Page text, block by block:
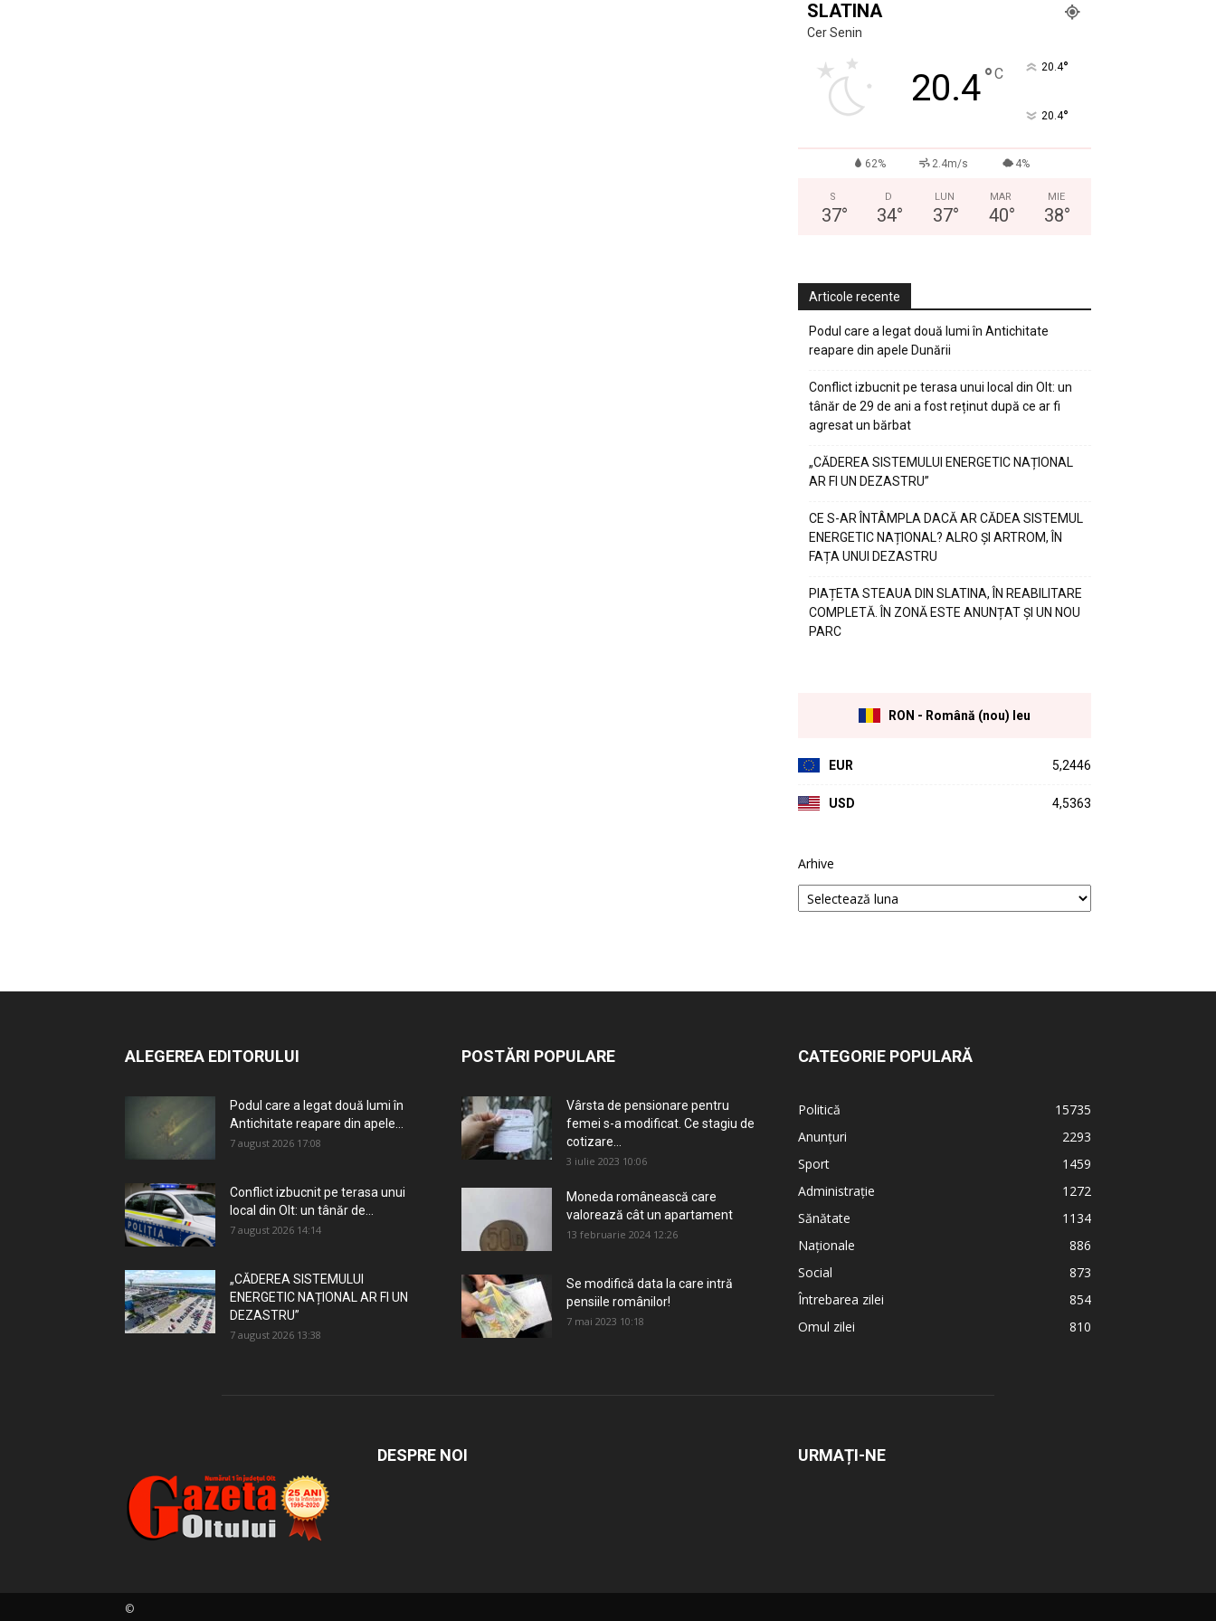
SLATINA
Cer Senin
20.4°C 20.4°
20.4°
62% 2.4m/s 4%
S
37°
D
34°
LUN
37°
MAR
40°
MIE
38°
Articole recente
Podul care a legat două lumi în Antichitate
reapare din apele Dunării
Conflict izbucnit pe terasa unui local din Olt: un
tânăr de 29 de ani a fost reținut după ce ar fi
agresat un bărbat
„CĂDEREA SISTEMULUI ENERGETIC NAȚIONAL
AR FI UN DEZASTRU”
CE S-AR ÎNTÂMPLA DACĂ AR CĂDEA SISTEMUL
ENERGETIC NAȚIONAL? ALRO ȘI ARTROM, ÎN
FAȚA UNUI DEZASTRU
PIAȚETA STEAUA DIN SLATINA, ÎN REABILITARE
COMPLETĂ. ÎN ZONĂ ESTE ANUNȚAT ȘI UN NOU
PARC
RON - Română (nou) leu
EUR 5,2446
USD 4,5363
Arhive
ALEGEREA EDITORULUI
Podul care a legat două lumi în
Antichitate reapare din apele...
7 august 2026 17:08
Conflict izbucnit pe terasa unui
local din Olt: un tânăr de...
7 august 2026 14:14
„CĂDEREA SISTEMULUI
ENERGETIC NAȚIONAL AR FI UN
DEZASTRU”
7 august 2026 13:38
POSTĂRI POPULARE
Vârsta de pensionare pentru
femei s-a modificat. Ce stagiu de
cotizare...
3 iulie 2023 10:06
Moneda românească care
valorează cât un apartament
13 februarie 2024 12:26
Se modifică data la care intră
pensiile românilor!
7 mai 2023 10:18
CATEGORIE POPULARĂ
Politică
15735
Anunțuri
2293
Sport
1459
Administrație
1272
Sănătate
1134
Naționale
886
Social
873
Întrebarea zilei
854
Omul zilei
810
DESPRE NOI URMAȚI-NE
©